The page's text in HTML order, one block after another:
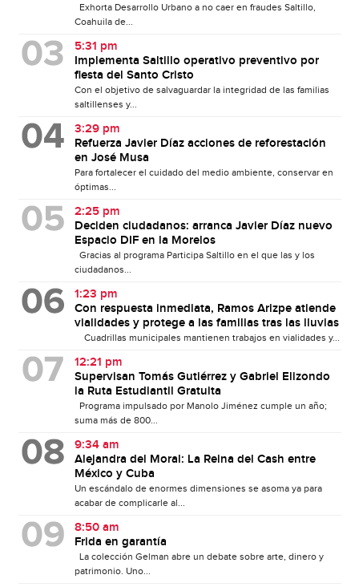
Exhorta Desarrollo Urbano a no caer en fraudes Saltillo,
Coahuila de...
5:31 pm
Implementa Saltillo operativo preventivo por
fiesta del Santo Cristo
Con el objetivo de salvaguardar la integridad de las familias
saltillenses y...
3:29 pm
Refuerza Javier Díaz acciones de reforestación
en José Musa
Para fortalecer el cuidado del medio ambiente, conservar en
óptimas...
2:25 pm
Deciden ciudadanos: arranca Javier Díaz nuevo
Espacio DIF en la Morelos
Gracias al programa Participa Saltillo en el que las y los
ciudadanos...
1:23 pm
Con respuesta inmediata, Ramos Arizpe atiende
vialidades y protege a las familias tras las lluvias
Cuadrillas municipales mantienen trabajos en vialidades y...
12:21 pm
Supervisan Tomás Gutiérrez y Gabriel Elizondo
la Ruta Estudiantil Gratuita
Programa impulsado por Manolo Jiménez cumple un año;
suma más de 800...
9:34 am
Alejandra del Moral: La Reina del Cash entre
México y Cuba
Un escándalo de enormes dimensiones se asoma ya para
acabar de complicarle al...
8:50 am
Frida en garantía
La colección Gelman abre un debate sobre arte, dinero y
patrimonio. Uno...